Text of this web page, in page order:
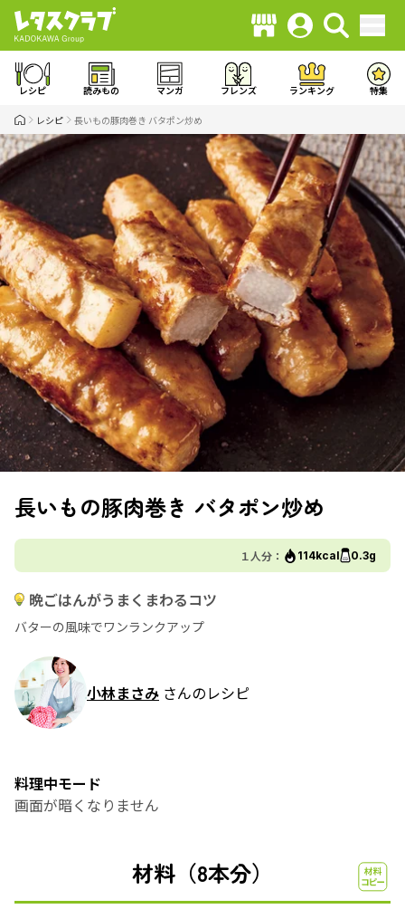
レシピ 読みもの マンガ フレンズ ランキング 特集
レシピ 長いもの豚肉巻き バタポン炒め
長いもの豚肉巻き バタポン炒め
１人分： 114kcal 0.3g
晩ごはんがうまくまわるコツ
バターの風味でワンランクアップ
小林まさみ さんのレシピ
料理中モード
画面が暗くなりません
材料（8本分）